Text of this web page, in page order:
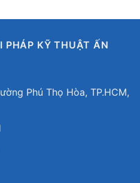
PHÁP KỸ THUẬT ẤN
Phú Thọ Hòa, TP.HCM,